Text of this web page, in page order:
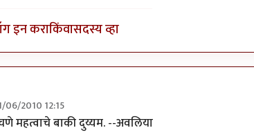
इन कराकिंवासदस्य व्हा
06/2010 12:15
byशानबा५१२
महत्वाचे बाकी दुय्यम. --अवलिया